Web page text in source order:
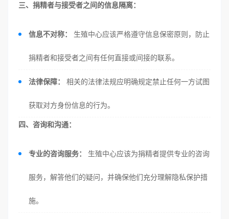
三、捐精者与接受者之间的信息隔离：
信息不对称： 生殖中心应该严格遵守信息保密原则，防止
捐精者和接受者之间有任何直接或间接的联系。
法律保障： 相关的法律法规应明确规定禁止任何一方试图
获取对方身份信息的行为。
四、咨询和沟通：
专业的咨询服务： 生殖中心应该为捐精者提供专业的咨询
服务，解答他们的疑问，并确保他们充分理解隐私保护措
施。